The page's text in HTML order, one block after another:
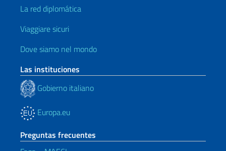
La red diplomática
Viaggiare sicuri
Dove siamo nel mondo
Las instituciones
Gobierno italiano
Europa.eu
Preguntas frecuentes